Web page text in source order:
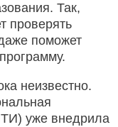
Так,
проверять
поможет
неизвестно.
уже внедрила